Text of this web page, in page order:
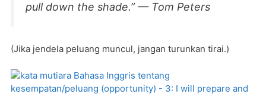
pull down the shade.” — Tom Peters
(Jika jendela peluang muncul, jangan turunkan tirai.)